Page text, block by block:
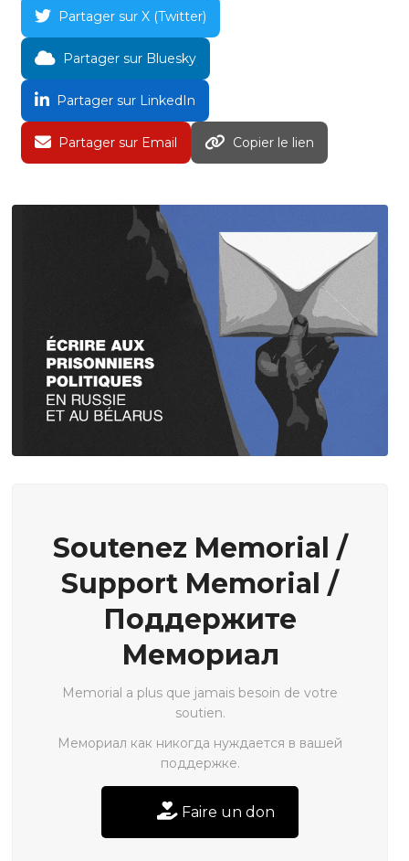
Partager sur X (Twitter)
Partager sur Bluesky
Partager sur LinkedIn
Partager sur Email Copier le lien
Soutenez Memorial /
Support Memorial /
Поддержите
Мемориал
Memorial a plus que jamais besoin de votre
soutien.
Мемориал как никогда нуждается в вашей
поддержке.
Faire un don